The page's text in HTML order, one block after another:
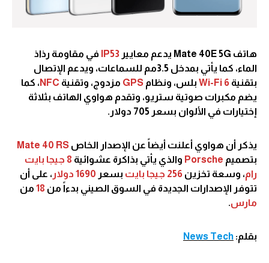
هاتف Mate 40E 5G يدعم معايير IP53
في مقاومة رذاذ
الماء، كما يأتي بمدخل 3.5مم للسماعات، ويدعم الإتصال
بتقنية Wi-Fi 6 بلس، ونظام GPS مزدوج، وتقنية
، كما
يضم مكبرات صوتية ستريو، وتقدم هواوي الهاتف بثلاثة
إختيارات في الألوان بسعر 705 دولار.
يذكر أن هواوي أعلنت أيضاً عن الإصدار الخاص Mate 40 RS
بتصميم Porsche والذي يأتي بذاكرة عشوائية
8 جيجا بايت
رام، وسعة تخزين 256 جيجا بايت بسعر 1690 دولار
، على أن
تتوفر الإصدارات الجديدة في السوق الصيني بدءاً من 18 من
مارس.
بقلم: News Tech